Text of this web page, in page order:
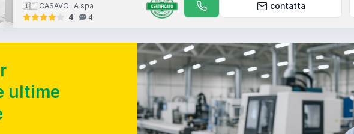
🇮🇹 CASAVOLA spa
4
4
contatta
ultime